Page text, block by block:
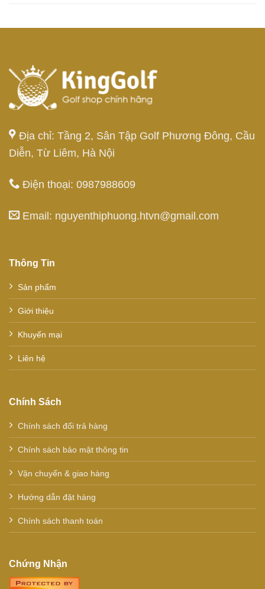
Địa chỉ: Tầng 2, Sân Tập Golf Phương Đông, Cầu
Diễn, Từ Liêm, Hà Nội
Điện thoại: 0987988609
Email: nguyenthiphuong.htvn@gmail.com
Thông Tin
Sản phẩm
Giới thiệu
Khuyến mại
Liên hệ
Chính Sách
Chính sách đổi trả hàng
Chính sách bảo mật thông tin
Vận chuyển & giao hàng
Hướng dẫn đặt hàng
Chính sách thanh toán
Chứng Nhận